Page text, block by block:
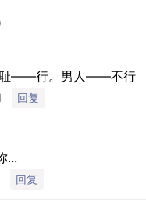
耻——行。男人——不行
回复
...
回复